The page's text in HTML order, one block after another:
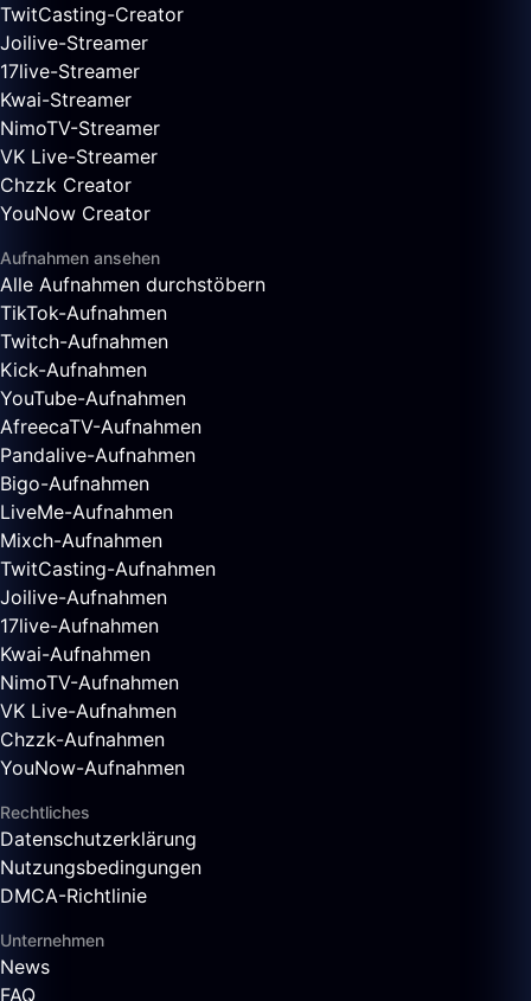
TwitCasting-Creator
Joilive-Streamer
17live-Streamer
Kwai-Streamer
NimoTV-Streamer
VK Live-Streamer
Chzzk Creator
YouNow Creator
Aufnahmen ansehen
Alle Aufnahmen durchstöbern
TikTok-Aufnahmen
Twitch-Aufnahmen
Kick-Aufnahmen
YouTube-Aufnahmen
AfreecaTV-Aufnahmen
Pandalive-Aufnahmen
Bigo-Aufnahmen
LiveMe-Aufnahmen
Mixch-Aufnahmen
TwitCasting-Aufnahmen
Joilive-Aufnahmen
17live-Aufnahmen
Kwai-Aufnahmen
NimoTV-Aufnahmen
VK Live-Aufnahmen
Chzzk-Aufnahmen
YouNow-Aufnahmen
Rechtliches
Datenschutzerklärung
Nutzungsbedingungen
DMCA-Richtlinie
Unternehmen
News
FAQ